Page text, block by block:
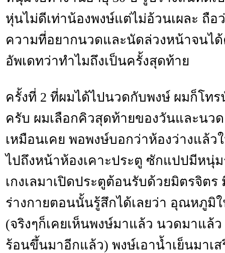
หุ่นไม่ดีเท่าน้องพงษ์แต่ไม่อ้วนเผละ ถือ
ความที่อยากนวดและนัดล่วงหน้าจนไ
อัพเดทว่าทำไมถึงเป็นครั้งสุดท้าย
ครั้งที่ 2 ที่ผมได้ไปนวดกับพงษ์ ผมก็โทร
ครับ ผมเลือกคิวสุดท้ายของวันและนว
เหมือนเคย พอพงษ์บอกว่าห้องว่างแล้ว
ไปถึงหน้าห้องเคาะประตู ซักแปปมีหนุ่
เกงเลมาเปิดประตูต้อนรับด้วยมิตรจิตร
ร่างกายตอนนั้นรู้สึกได้เลยว่า อุณหภูมิ
(จริงๆก็เคยเห็นพงษ์มาแล้ว นวดมาแล้
ร้อนขึ้นมาอีกแล้ว) พงษ์เอาน้ำเย็นมา